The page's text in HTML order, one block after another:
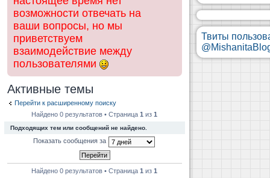
возможности отвечать на
ваши вопросы, но мы
приветствуем
взаимодействие между
пользователями
Активные темы
Перейти к расширенному поиску
Найдено 0 результатов • Страница1 из1
Подходящих тем или сообщений не найдено.
Показать сообщения за
Найдено 0 результатов • Страница1 из1
Твиты